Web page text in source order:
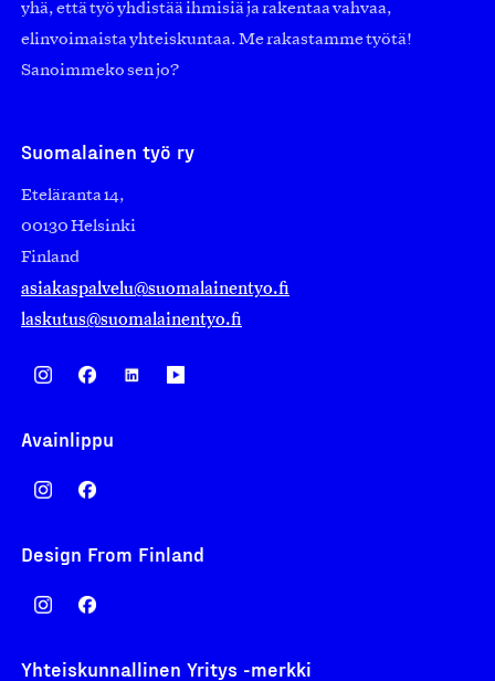
yhä, että työ yhdistää ihmisiä ja rakentaa vahvaa,
elinvoimaista yhteiskuntaa. Me rakastamme työtä!
Sanoimmeko sen jo?
Suomalainen työ ry
Eteläranta 14,
00130 Helsinki
Finland
asiakaspalvelu@suomalainentyo.fi
laskutus@suomalainentyo.fi
Avainlippu
Design From Finland
Yhteiskunnallinen Yritys -merkki